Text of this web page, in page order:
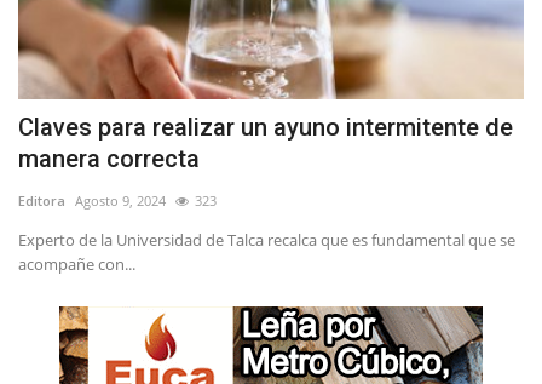
Claves para realizar un ayuno intermitente de
manera correcta
Editora Agosto 9, 2024 323
Experto de la Universidad de Talca recalca que es fundamental que se
acompañe con...